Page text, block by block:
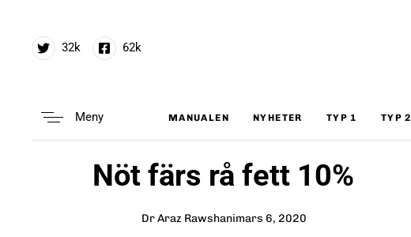
32k 62k
Meny MANUALEN NYHETER TYP 1 TYP 2
IN:
Nöt färs rå fett 10%
Dr Araz Rawshani
on:
mars 6, 2020